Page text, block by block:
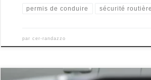
permis de conduire sécurité routière
par cer-randazzo